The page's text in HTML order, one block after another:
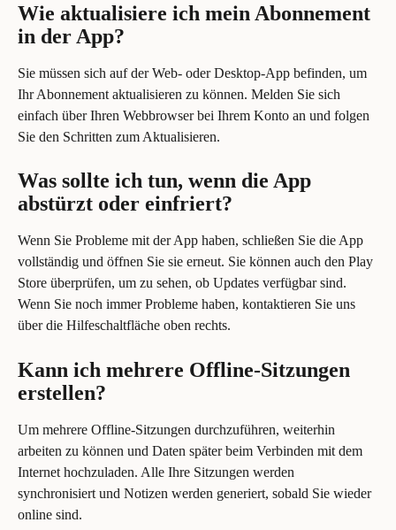
Wie aktualisiere ich mein Abonnement
in der App?
Sie müssen sich auf der Web- oder Desktop-App befinden, um
Ihr Abonnement aktualisieren zu können. Melden Sie sich
einfach über Ihren Webbrowser bei Ihrem Konto an und folgen
Sie den Schritten zum Aktualisieren.
Was sollte ich tun, wenn die App
abstürzt oder einfriert?
Wenn Sie Probleme mit der App haben, schließen Sie die App
vollständig und öffnen Sie sie erneut. Sie können auch den Play
Store überprüfen, um zu sehen, ob Updates verfügbar sind.
Wenn Sie noch immer Probleme haben, kontaktieren Sie uns
über die Hilfeschaltfläche oben rechts.
Kann ich mehrere Offline-Sitzungen
erstellen?
Um mehrere Offline-Sitzungen durchzuführen, weiterhin
arbeiten zu können und Daten später beim Verbinden mit dem
Internet hochzuladen. Alle Ihre Sitzungen werden
synchronisiert und Notizen werden generiert, sobald Sie wieder
online sind.